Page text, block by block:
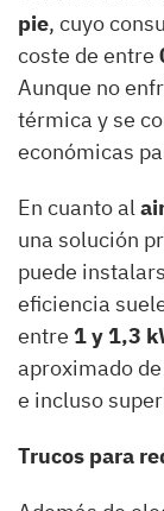
pie, cuyo
coste de entre
Aunque no
térmica y se
económicas
En cuanto al
una solución
puede
eficiencia
entre 1 y 1,3
aproximado de
e incluso
Trucos para